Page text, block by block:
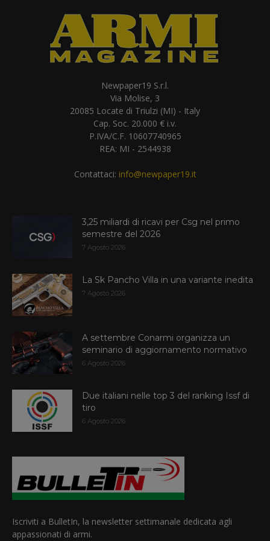
Newpaper19 S.r.l.
Via Molise, 3
20085 Locate di Triulzi (MI) - Italy
Cap. Soc. 20.000 € i.v.
P.IVA/C.F. 10607740965
REA: MI - 2544938
Contattaci: info@newpaper19.it
3,25 miliardi di ricavi per Csg nel primo
semestre del 2026
7 Agosto 2026
La Sk Pancho Villa in una variante inedita
7 Agosto 2026
A settembre Conarmi organizza un
seminario di aggiornamento normativo
6 Agosto 2026
Due italiani nelle top 3 del ranking Issf di
tiro
6 Agosto 2026
Iscriviti a BulletIn, la newsletter settimanale dedicata agli
appassionati di armi.